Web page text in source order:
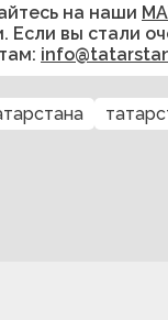
на наши
Если вы стали